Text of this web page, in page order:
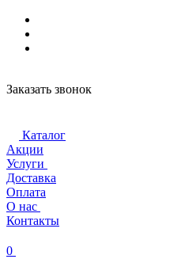
Заказать звонок
Каталог
Акции
Услуги
Доставка
Оплата
О нас
Контакты
0